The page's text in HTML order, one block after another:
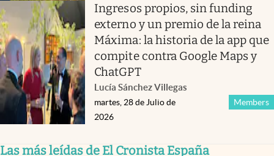
Ingresos propios, sin funding
externo y un premio de la reina
Máxima: la historia de la app que
compite contra Google Maps y
ChatGPT
Lucía Sánchez Villegas
Members
martes, 28 de Julio de
2026
Las más leídas de El Cronista España